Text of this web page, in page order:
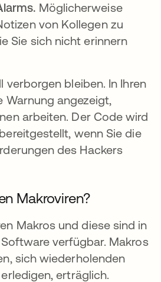
Möglicherweise
von Kollegen zu
Sie sich nicht erinnern
verborgen bleiben. In Ihren
Warnung angezeigt,
arbeiten. Der Code wird
wenn Sie die
des Hackers
Makroviren?
Makros und diese sind in
verfügbar. Makros
sich wiederholenden
erträglich.